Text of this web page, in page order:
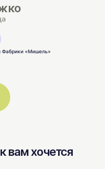
вам хочется